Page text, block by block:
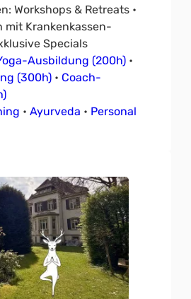
Workshops & Retreats •
mit Krankenkassen-
Specials
Ausbildung (200h) •
(300h) • Coach-
• Ayurveda • Personal